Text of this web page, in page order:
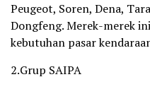
Peugeot, Soren, Dena,
Dongfeng. Merek-merek
kebutuhan pasar
2.Grup SAIPA